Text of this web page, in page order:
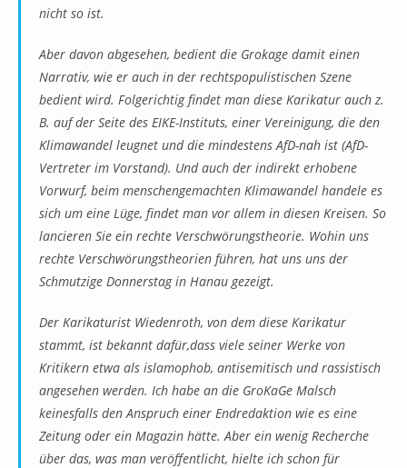
nicht so ist.
Aber davon abgesehen, bedient die Grokage damit einen
Narrativ, wie er auch in der rechtspopulistischen Szene
bedient wird. Folgerichtig findet man diese Karikatur auch z.
B. auf der Seite des EIKE-Instituts, einer Vereinigung, die den
Klimawandel leugnet und die mindestens AfD-nah ist (AfD-
Vertreter im Vorstand). Und auch der indirekt erhobene
Vorwurf, beim menschengemachten Klimawandel handele es
sich um eine Lüge, findet man vor allem in diesen Kreisen. So
lancieren Sie ein rechte Verschwörungstheorie. Wohin uns
rechte Verschwörungstheorien führen, hat uns uns der
Schmutzige Donnerstag in Hanau gezeigt.
Der Karikaturist Wiedenroth, von dem diese Karikatur
stammt, ist bekannt dafür,dass viele seiner Werke von
Kritikern etwa als islamophob, antisemitisch und rassistisch
angesehen werden. Ich habe an die GroKaGe Malsch
keinesfalls den Anspruch einer Endredaktion wie es eine
Zeitung oder ein Magazin hätte. Aber ein wenig Recherche
über das, was man veröffentlicht, hielte ich schon für